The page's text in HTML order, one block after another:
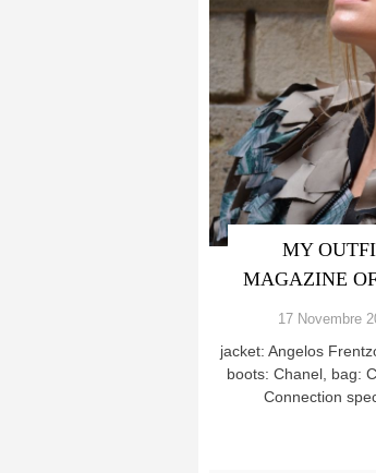
MY
MAGAZINE
17 Novembre
jacket: Angelos
boots: Chanel, bag:
Connection